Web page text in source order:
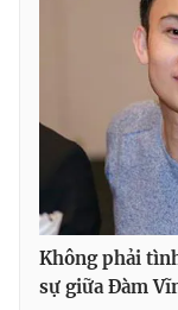
Vũ
Phó Tổng Biên tập:
Nguyễn Trọng Ninh
Tổng đài VTV:
Ðiện thoại Thời báo
Liên hệ quảng cáo:
Không phải
sự giữa Đàm